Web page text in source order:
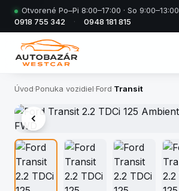
Otvorené Po–Pi 8:00–17:00 · So 9:00–13:00
0918 755 342
· 0948 181 815
Úvod·Ponuka vozidiel·Ford·Transit